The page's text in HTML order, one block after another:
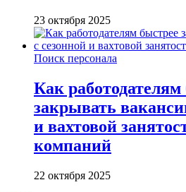
23 октября 2025
Поиск персонала
Как работодателям
закрывать
и вахтовой
компаний
22 октября 2025